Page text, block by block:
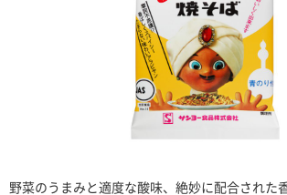
野菜のうまみと適度な酸味、絶妙に配合された